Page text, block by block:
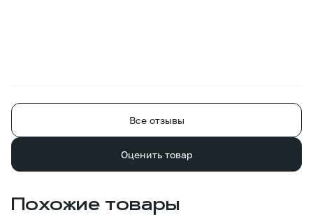
Все отзывы
Оценить товар
Похожие товары